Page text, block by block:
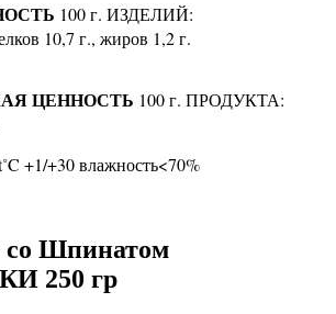
100 г. ИЗДЕЛИЙ:
10,7 г., жиров 1,2 г.
ЦЕННОСТЬ 100 г. ПРОДУКТА:
+1/+30 влажность<70%
Шпинатом
250 гр